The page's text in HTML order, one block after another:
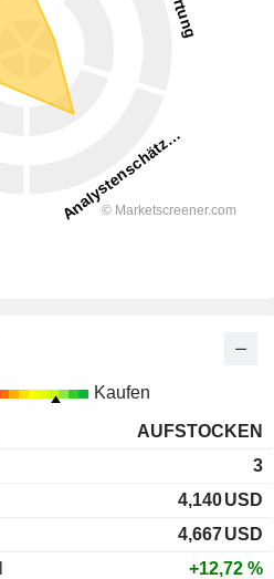
Kaufen
AUFSTOCKEN
3
4,140USD
4,667USD
+12,72 %